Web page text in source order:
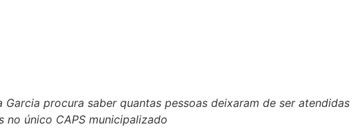
Garcia procura saber quantas pessoas deixaram de ser atendidas
único CAPS municipalizado